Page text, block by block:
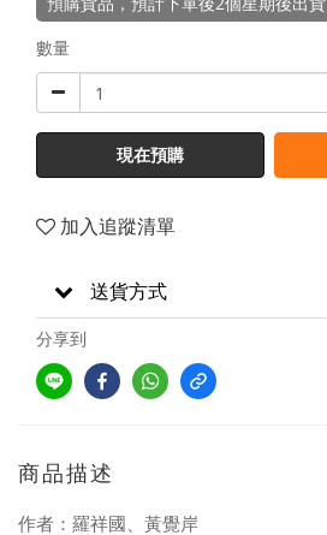
數量
現在預購
加入追蹤清單
送貨方式
分享到
商品描述
作者：羅祥國、黃覺岸